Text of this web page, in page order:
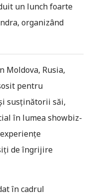
un lunch foarte
organizând
Moldova, Rusia,
pentru
susţinătorii săi,
în lumea showbiz-
de îngrijire
în cadrul